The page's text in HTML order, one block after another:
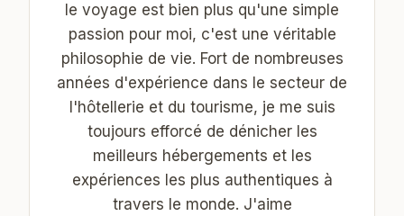
le voyage est bien plus qu'une simple
passion pour moi, c'est une véritable
philosophie de vie. Fort de nombreuses
années d'expérience dans le secteur de
l'hôtellerie et du tourisme, je me suis
toujours efforcé de dénicher les
meilleurs hébergements et les
expériences les plus authentiques à
travers le monde. J'aime